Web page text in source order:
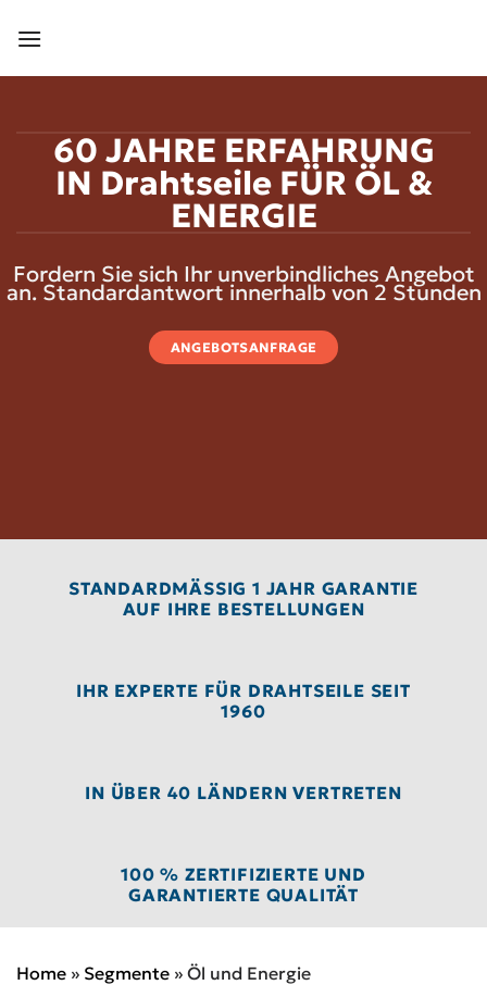
Inhalt
60 JAHRE ERFAHRUNG
IN Drahtseile FÜR ÖL &
ENERGIE
Fordern Sie sich Ihr unverbindliches Angebot
an. Standardantwort innerhalb von 2 Stunden
ANGEBOTSANFRAGE
STANDARDMÄSSIG 1 JAHR GARANTIE A
UF IHRE BESTELLUNGEN
IHR EXPERTE FÜR DRAHTSEILE SEIT
1960
IN ÜBER 40 LÄNDERN VERTRETEN
100 % ZERTIFIZIERTE UND
GARANTIERTE QUALITÄT
Home » Segmente » Öl und Energie